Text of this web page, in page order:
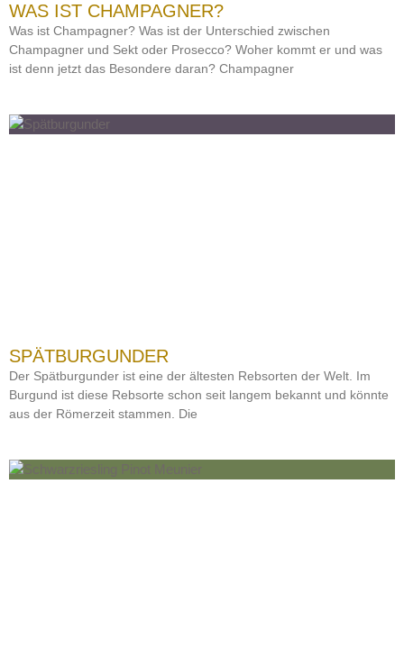
WAS IST CHAMPAGNER?
Was ist Champagner? Was ist der Unterschied zwischen
Champagner und Sekt oder Prosecco? Woher kommt er und was
ist denn jetzt das Besondere daran? Champagner
SPÄTBURGUNDER
Der Spätburgunder ist eine der ältesten Rebsorten der Welt. Im
Burgund ist diese Rebsorte schon seit langem bekannt und könnte
aus der Römerzeit stammen. Die